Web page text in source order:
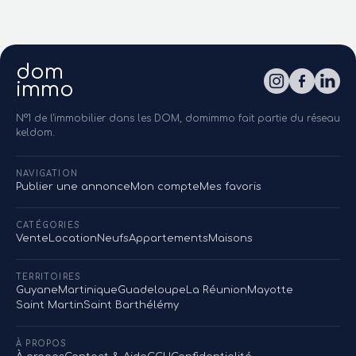
dom
immo
N°1 de l'immobilier dans les DOM, domimmo fait partie du réseau
keldom.
NAVIGATION
Publier une annonceMon compteMes favoris
CATÉGORIES
Vente LocationNeufsAppartementsMaisons
TERRITOIRES
GuyaneMartiniqueGuadeloupe La RéunionMayotte
Saint MartinSaint Barthélémy
À PROPOS